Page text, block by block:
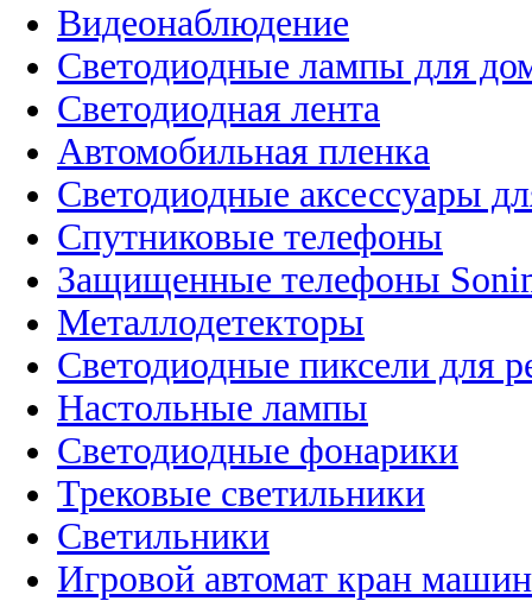
Видеонаблюдение
Светодиодные лампы для
Светодиодная лента
Автомобильная пленка
Светодиодные аксессуары
Спутниковые телефоны
Защищенные телефоны
Металлодетекторы
Светодиодные пиксели для
Настольные лампы
Светодиодные фонарики
Трековые светильники
Светильники
Игровой автомат кран